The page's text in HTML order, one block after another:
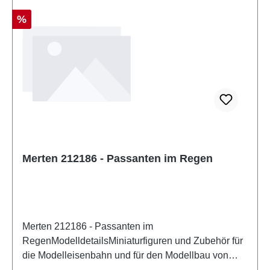
Rabatt
%
Merten 212186 - Passanten im Regen
Merten 212186 - Passanten im
RegenModelldetailsMiniaturfiguren und Zubehör für
die Modelleisenbahn und für den Modellbau von